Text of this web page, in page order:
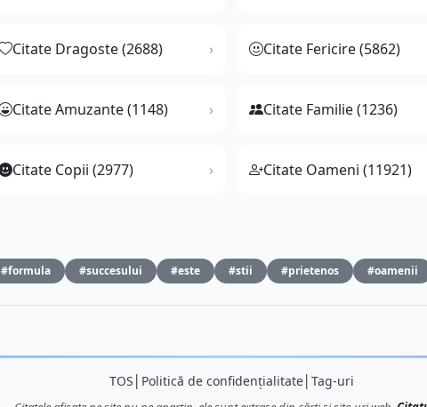
Citate Dragoste (2688) Citate Fericire (5862)
Citate Amuzante (1148) Citate Familie (1236)
Citate Copii (2977) Citate Oameni (11921)
#formula #succesului #este #stii #prietenos #oamenii
TOS Politică de confidențialitate│ Tag-uri